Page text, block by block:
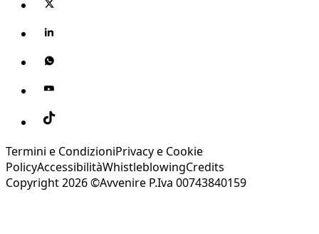
Termini e CondizioniPrivacy e Cookie
PolicyAccessibilitàWhistleblowingCredits
Copyright 2026 ©Avvenire P.Iva 00743840159